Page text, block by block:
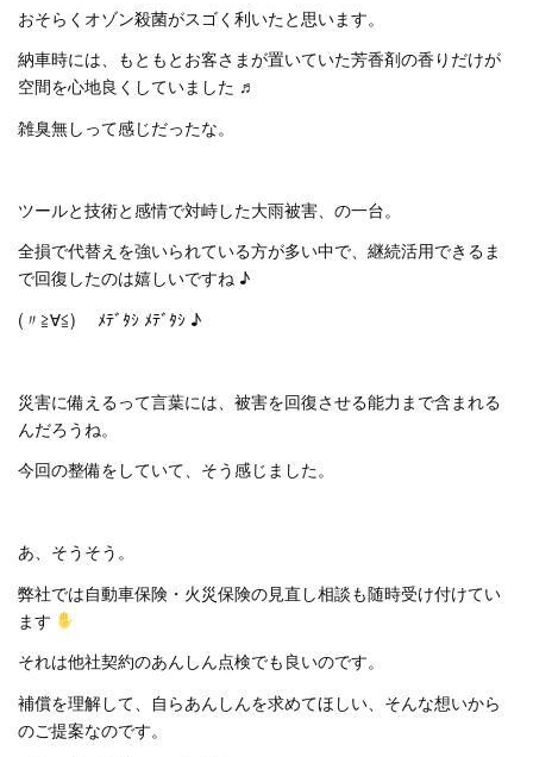
おそらくオゾン殺菌がスゴく利いたと思います。
納車時には、もともとお客さまが置いていた芳香剤の香りだけが
空間を心地良くしていました ♬
雑臭無しって感じだったな。
ツールと技術と感情で対峙した大雨被害、の一台。
全損で代替えを強いられている方が多い中で、継続活用できるま
で回復したのは嬉しいですね ♪
(〃≧∀≦)ゞ ﾒﾃﾞﾀｼ ﾒﾃﾞﾀｼ ♪
災害に備えるって言葉には、被害を回復させる能力まで含まれる
んだろうね。
今回の整備をしていて、そう感じました。
あ、そうそう。
弊社では自動車保険・火災保険の見直し相談も随時受け付けてい
ます
それは他社契約のあんしん点検でも良いのです。
補償を理解して、自らあんしんを求めてほしい、そんな想いから
のご提案なのです。